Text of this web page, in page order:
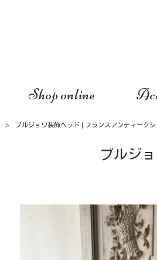
Shop online
> ブルジョワ装飾ヘッド | フランスアンティーク
ブルジ